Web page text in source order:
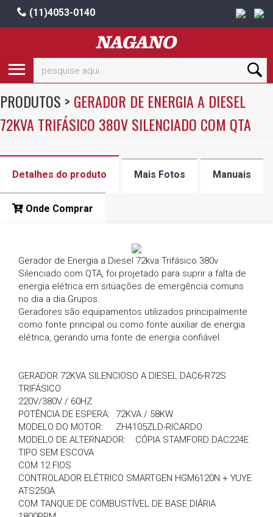
(11)4053-0140
PRODUTOS > GERADOR DE ENERGIA A DIESEL
72KVA TRIFÁSICO 380V SILENCIADO COM QTA
Detalhes do produto Mais Fotos Manuais
Onde Comprar
Gerador de Energia a Diesel 72kva Trifásico 380v
Silenciado com QTA, foi projetado para suprir a falta de
energia elétrica em situações de emergência comuns
no dia a dia.Grupos.
Geradores são equipamentos utilizados principalmente
como fonte principal ou como fonte auxiliar de energia
elétrica, gerando uma fonte de energia confiável.
GERADOR 72KVA SILENCIOSO A DIESEL DAC6-R72S
TRIFÁSICO
220V/380V / 60HZ
POTÊNCIA DE ESPERA:
72KVA / 58KW
MODELO DO MOTOR:
ZH4105ZLD-RICARDO
MODELO DE ALTERNADOR:
CÓPIA STAMFORD DAC224E
TIPO SEM ESCOVA
COM 12 FIOS
CONTROLADOR ELÉTRICO SMARTGEN HGM6120N + YUYE
ATS250A
COM TANQUE DE COMBUSTÍVEL DE BASE DIÁRIA